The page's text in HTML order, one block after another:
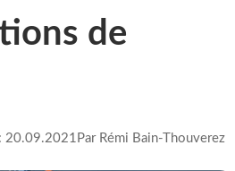
de
20.09.2021 Par Rémi Bain-Thouverez